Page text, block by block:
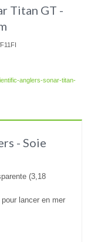
Titan GT -
anglers-sonar-titan-
- Soie
(3,18
lancer en mer